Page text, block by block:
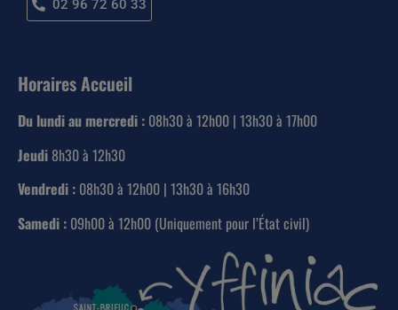
02 96 72 60 33
Horaires Accueil
Du lundi au mercredi : 08h30 à 12h00 | 13h30 à 17h00
Jeudi 8h30 à 12h30
Vendredi : 08h30 à 12h00 | 13h30 à 16h30
Samedi : 09h00 à 12h00 (Uniquement pour l’État civil)